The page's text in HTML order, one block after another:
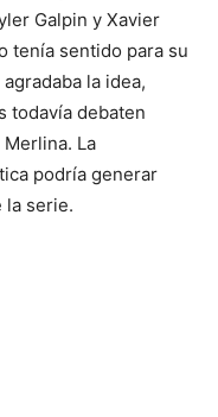
Galpin y Xavier
tenía sentido para su
la idea,
todavía debaten
La
podría generar
la serie.